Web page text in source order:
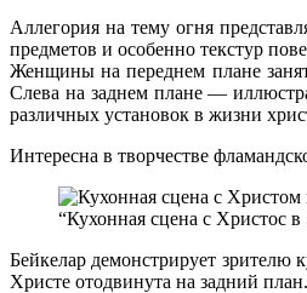
Аллегория на тему огня
предметов и особенно текстур
Женщины на переднем плане
Слева на заднем плане —
различных установок в жизни
Интересна в творчестве
“Кухонная сцена с Христос
Бейкелар демонстрирует зрителю
Христе отодвинута на задний план.